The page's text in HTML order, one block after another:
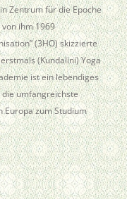
Zentrum für die Epoche
ihm 1969
(3HO) skizzierte
(Kundalini) Yoga
ist ein lebendiges
umfangreichste
Europa zum Studium